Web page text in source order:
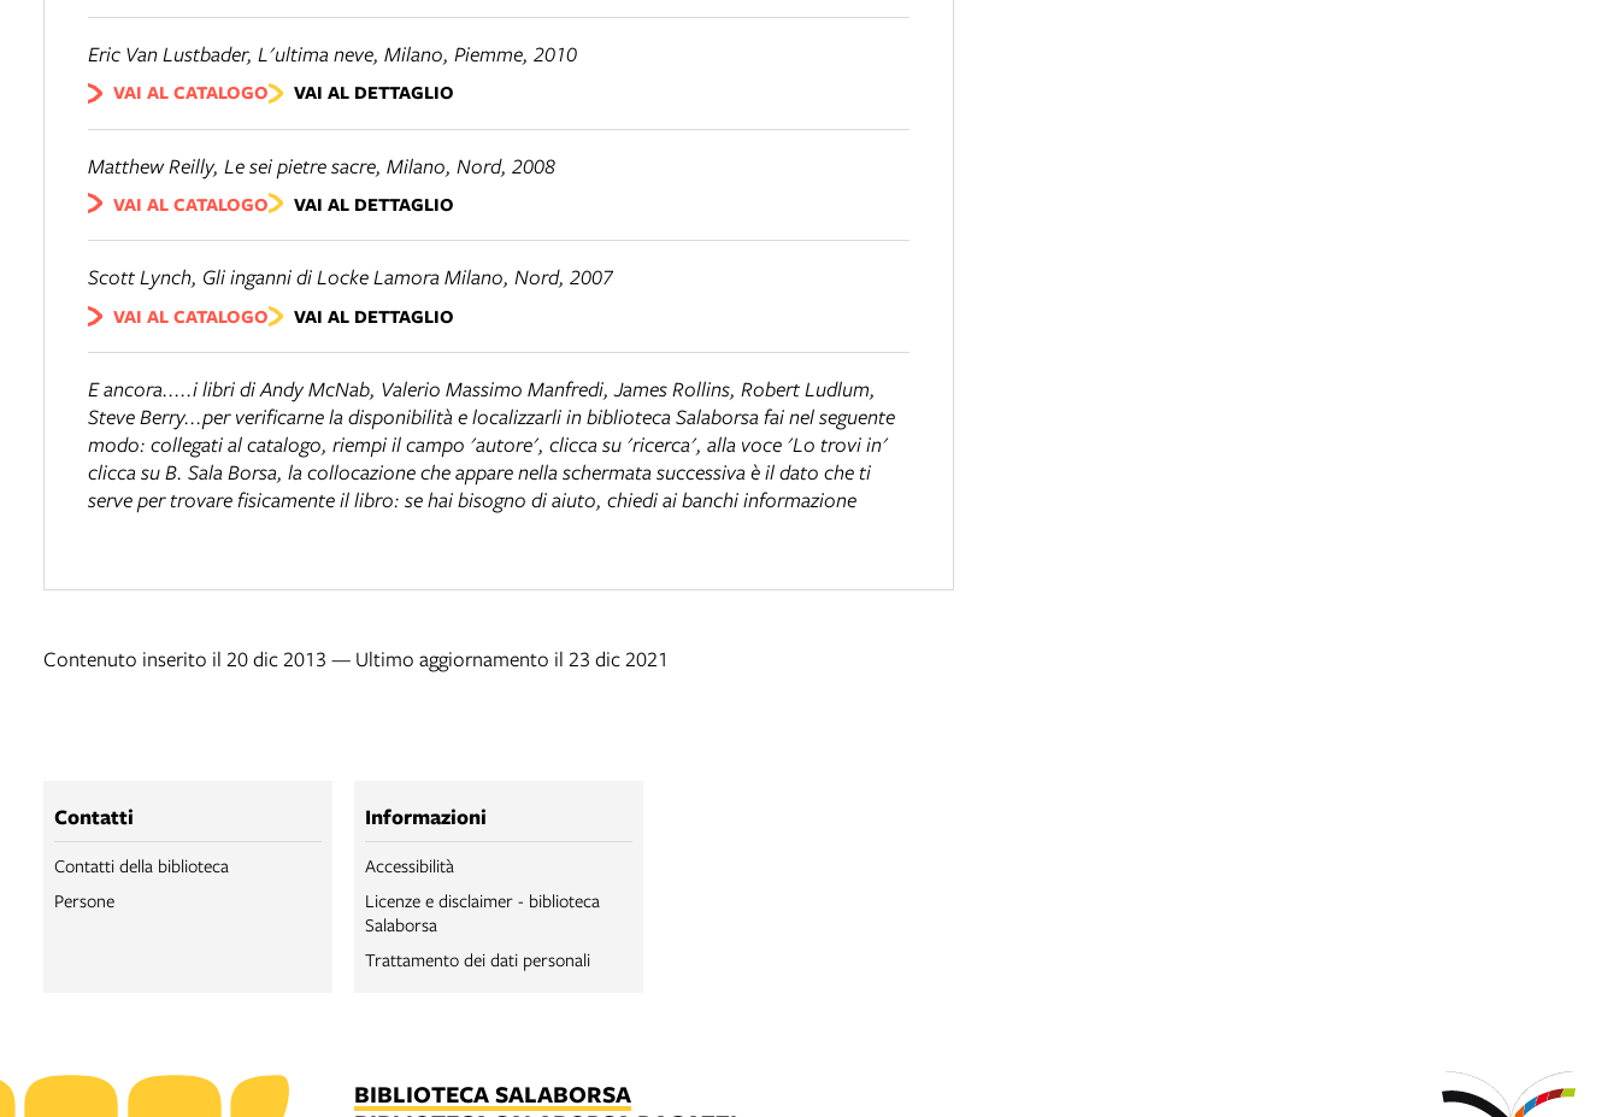
Eric Van Lustbader, L'ultima neve, Milano, Piemme, 2010
VAI AL CATALOGO VAI AL DETTAGLIO
Matthew Reilly, Le sei pietre sacre, Milano, Nord, 2008
VAI AL CATALOGO VAI AL DETTAGLIO
Scott Lynch, Gli inganni di Locke Lamora Milano, Nord, 2007
VAI AL CATALOGO VAI AL DETTAGLIO
E ancora.....i libri di Andy McNab, Valerio Massimo Manfredi, James Rollins, Robert Ludlum,
Steve Berry...per verificarne la disponibilità e localizzarli in biblioteca Salaborsa fai nel seguente
modo: collegati al catalogo, riempi il campo 'autore', clicca su 'ricerca', alla voce 'Lo trovi in'
clicca su B. Sala Borsa, la collocazione che appare nella schermata successiva è il dato che ti
serve per trovare fisicamente il libro: se hai bisogno di aiuto, chiedi ai banchi informazione
Contenuto inserito il 20 dic 2013 — Ultimo aggiornamento il 23 dic 2021
Contatti
Contatti della biblioteca
Persone
Informazioni
Accessibilità
Licenze e disclaimer - biblioteca
Salaborsa
Trattamento dei dati personali
BIBLIOTECA SALABORSA